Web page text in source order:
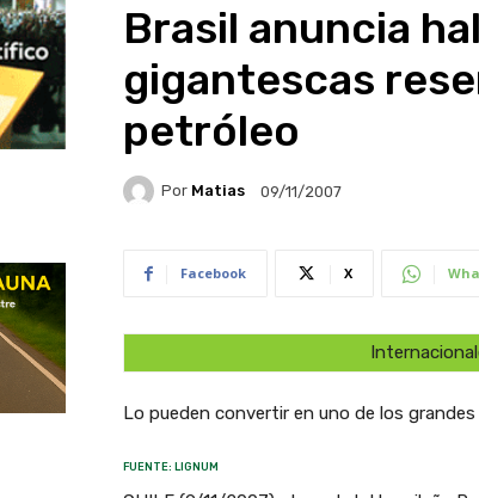
Brasil anuncia
gigantescas
petróleo
Por Matias 09/11/2007
Facebook X
Lo pueden convertir en uno de los
FUENTE: LIGNUM